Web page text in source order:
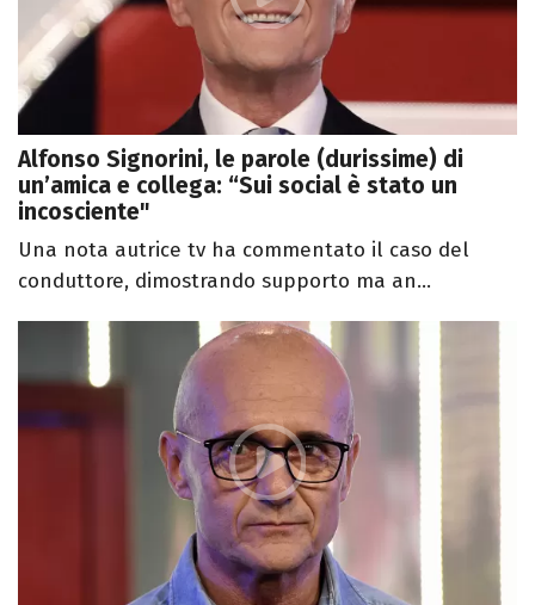
Alfonso Signorini, le parole (durissime) di
un’amica e collega: “Sui social è stato un
incosciente"
Una nota autrice tv ha commentato il caso del
conduttore, dimostrando supporto ma an...